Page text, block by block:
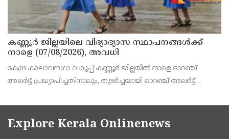
കണ്ണൂർ ജില്ലയിലെ വിദ്യാഭ്യാസ സ്ഥാപനങ്ങള്‍ക്ക്
നാളെ (07/08/2026), അവധി
കേന്ദ്ര കാലാവസ്ഥാ വകുപ്പ് കണ്ണൂർ ജില്ലയിൽ നാളെ ഓറഞ്ച്
അലർട്ട് പ്രഖ്യാപിച്ചതിനാലും, തുടർച്ചയായി ഓറഞ്ച് അലർട്ട്
ജില്ലയിലെ പ്രൊഫഷണൽ കോളേജ് ഉൾപ്പടെ എല
Explore Kerala Onlinenews